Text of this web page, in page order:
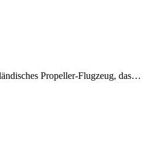
Propeller-Flugzeug, das…